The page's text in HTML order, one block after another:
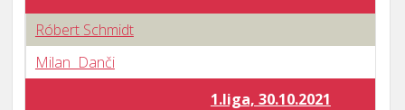
Róbert Schmidt
Milan Danči
1.liga, 30.10.2021